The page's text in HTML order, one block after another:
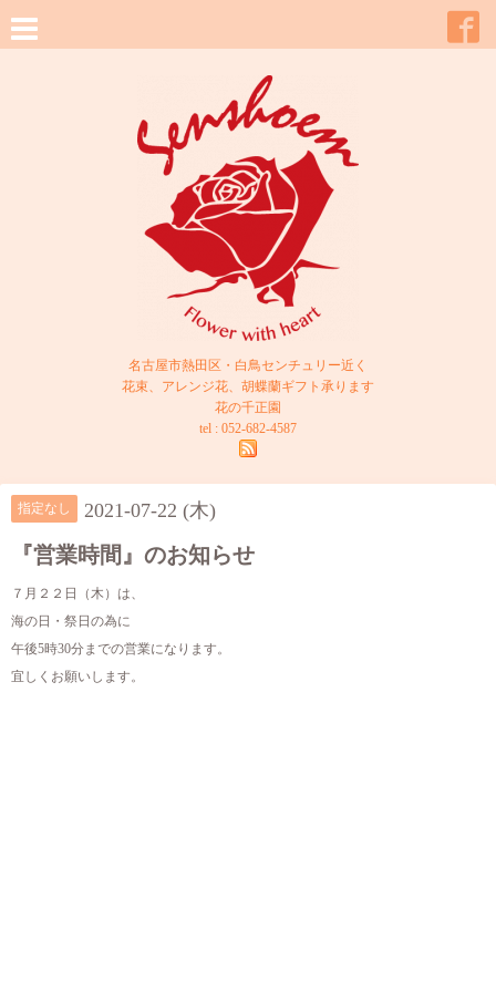
名古屋市熱田区・白鳥センチュリー近く
花束、アレンジ花、胡蝶蘭ギフト承ります
花の千正園
tel : 052-682-4587
指定なし 2021-07-22 (木)
『営業時間』のお知らせ
７月２２日（木）は、
海の日・祭日の為に
午後5時30分までの営業になります。
宜しくお願いします。